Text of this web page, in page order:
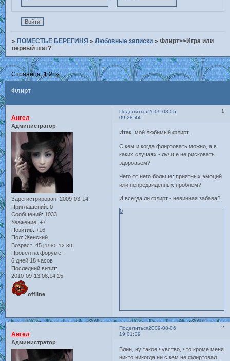
»ПОМЕСТЬЕ БЕРЕГИНЯ »Любовные записки »Флирт>>Игра или
первый шаг?
Флирт
Страница:1 2 »
Поделиться 1
2009-08-05
09:28:44
Ангел
Администратор
Зарегистрирован: 2009-03-14
Приглашений: 0
Сообщений: 1033
Уважение: +7
Позитив: +16
Пол: Женский
Возраст: 45 [1980-12-30]
Провел на форуме:
6 дней 18 часов
Последний визит:
2010-09-13 08:14:15
offline
Итак, мой любимый флирт.
С кем и когда флиртовать можно, а в
каких случаях - лучше не рисковать
здоровьем?
Чего от него больше: приятных эмоций
или непредвиденных проблем?
И всегда ли флирт - невинная забава?
0
Поделиться 2
2009-08-06
19:01:29
Ангел
Администратор
Блин, ну такое чувство, что кроме меня
никто никогда ни с кем не флиртовал...